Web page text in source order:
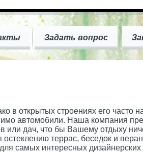
Задать вопрос
в открытых строениях его часто
автомобили. Наша компания
или дач, что бы Вашему отдыху
террас, беседок и
самых интересных